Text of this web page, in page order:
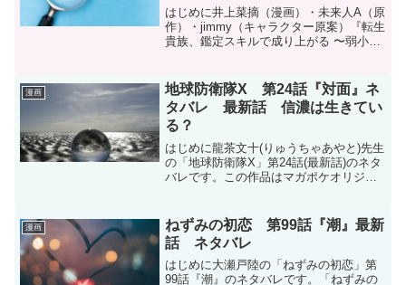
はじめに井上菜摘（漫画）・未来人A（原
作）・jimmy（キャラクター原案）『転生
貴族、鑑定スキルで成り上がる 〜弱小領
152話のネタバレです。転生貴族、鑑定ス
キルで成り...
漫画
地球防衛隊X 第24話『対面』ネ
タバレ 最新話 信濃は生きてい
る？
はじめに龍茶文十(りゅうちゃあやと)先生
の「地球防衛隊X」第24話(最新話)のネタ
バレです。この作品はマガポケオリジナ
ポケ現在コミックスは2巻まで発売中...
漫画
ねずみの初恋 第99話『潮』最新
話 ネタバレ
はじめに大瀬戸陸の「ねずみの初恋」第
99話『潮』のネタバレです。「ねずみの